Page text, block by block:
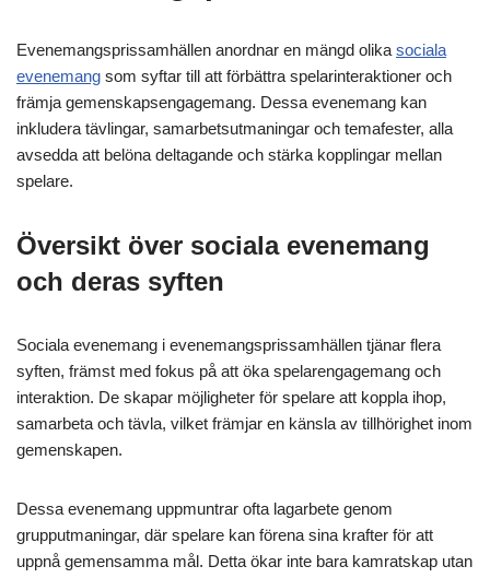
Evenemangsprissamhällen anordnar en mängd olika sociala
evenemang som syftar till att förbättra spelarinteraktioner och
främja gemenskapsengagemang. Dessa evenemang kan
inkludera tävlingar, samarbetsutmaningar och temafester, alla
avsedda att belöna deltagande och stärka kopplingar mellan
spelare.
Översikt över sociala evenemang
och deras syften
Sociala evenemang i evenemangsprissamhällen tjänar flera
syften, främst med fokus på att öka spelarengagemang och
interaktion. De skapar möjligheter för spelare att koppla ihop,
samarbeta och tävla, vilket främjar en känsla av tillhörighet inom
gemenskapen.
Dessa evenemang uppmuntrar ofta lagarbete genom
grupputmaningar, där spelare kan förena sina krafter för att
uppnå gemensamma mål. Detta ökar inte bara kamratskap utan